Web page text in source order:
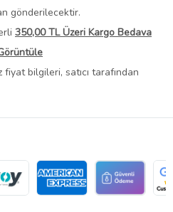
gönderilecektir.
350,00 TL Üzeri Kargo Bedava
bilgileri, satıcı tarafından